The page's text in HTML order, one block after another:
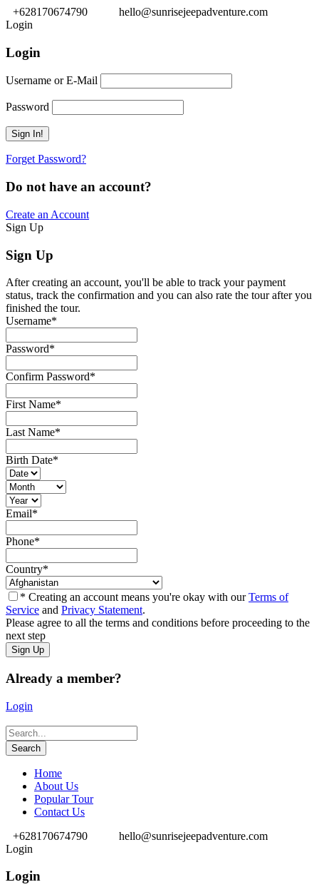
+628170674790
hello@sunrisejeepadventure.com
Login
Login
Username or E-Mail
Password
Forget Password?
Do not have an account?
Create an Account
Sign Up
Sign Up
After creating an account, you'll be able to track your payment
status, track the confirmation and you can also rate the tour after you
finished the tour.
Username*
Password*
Confirm Password*
First Name*
Last Name*
Birth Date*
Email*
Phone*
Country*
* Creating an account means you're okay with ourTerms of
Service and Privacy Statement.
Please agree to all the terms and conditions before proceeding to the
next step
Already a member?
Login
Home
About Us
Popular Tour
Contact Us
+628170674790
hello@sunrisejeepadventure.com
Login
Login